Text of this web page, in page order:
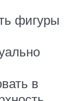
фигуры
в